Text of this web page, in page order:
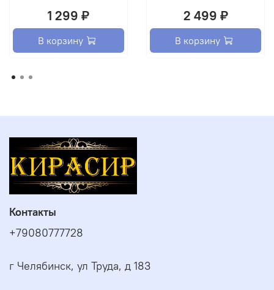
1 299 ₽
В корзину
2 499 ₽
В корзину
Контакты
+79080777728
г Челябинск, ул Труда, д 183